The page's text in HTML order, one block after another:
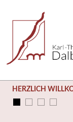
HERZLICH